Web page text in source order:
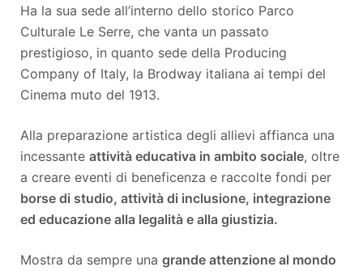
Ha la sua sede all’interno dello storico Parco
Culturale Le Serre, che vanta un passato
prestigioso, in quanto sede della Producing
Company of Italy, la Brodway italiana ai tempi del
Cinema muto del 1913.
Alla preparazione artistica degli allievi affianca una
incessante attività educativa in ambito sociale, oltre
a creare eventi di beneficenza e raccolte fondi per
borse di studio, attività di inclusione, integrazione
ed educazione alla legalità e alla giustizia.
Mostra da sempre una grande attenzione al mondo